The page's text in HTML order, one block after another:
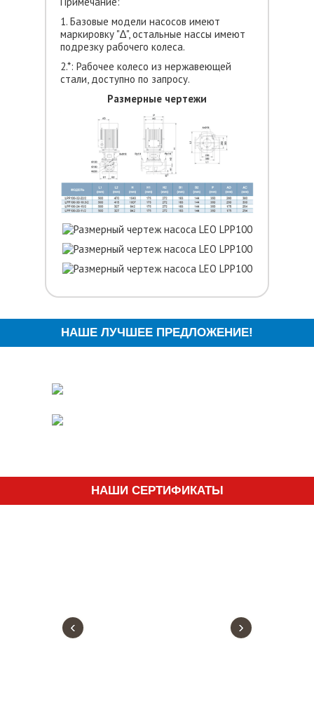
1. Базовые модели насосов имеют
маркировку "∆", остальные нассы имеют
подрезку рабочего колеса.
2.*: Рабочее колесо из нержавеющей
стали, доступно по запросу.
Размерные чертежи
НАШЕ ЛУЧШЕЕ ПРЕДЛОЖЕНИЕ!
НАШИ СЕРТИФИКАТЫ
‹ ›